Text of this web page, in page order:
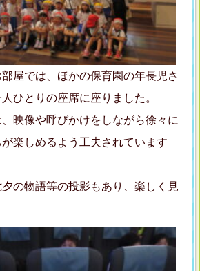
屋では、ほかの保育園の年長児さ
ひとりの座席に座りました。
映像や呼びかけをしながら徐々に
楽しめるよう工夫されています
の物語等の投影もあり、楽しく見